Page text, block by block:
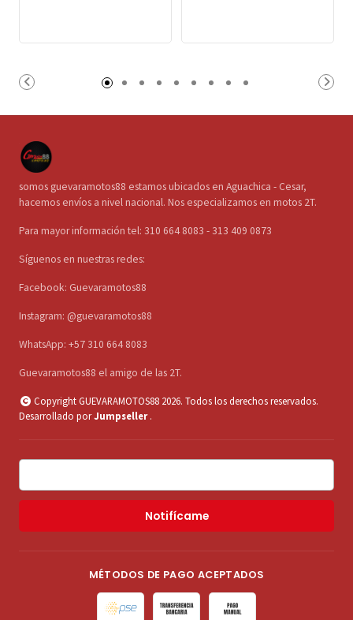
somos guevaramotos88 estamos ubicados en Aguachica - Cesar,
hacemos envíos a nivel nacional. Nos especializamos en motos 2T.
Para mayor información tel: 310 664 8083 - 313 409 0873
Síguenos en nuestras redes:
Facebook: Guevaramotos88
Instagram: @guevaramotos88
WhatsApp: +57 310 664 8083
Guevaramotos88 el amigo de las 2T.
Copyright GUEVARAMOTOS88 2026. Todos los derechos reservados.
Desarrollado porJumpseller .
Notifícame
MÉTODOS DE PAGO ACEPTADOS